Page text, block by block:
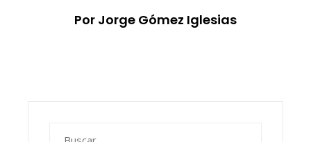
Por Jorge Gómez Iglesias